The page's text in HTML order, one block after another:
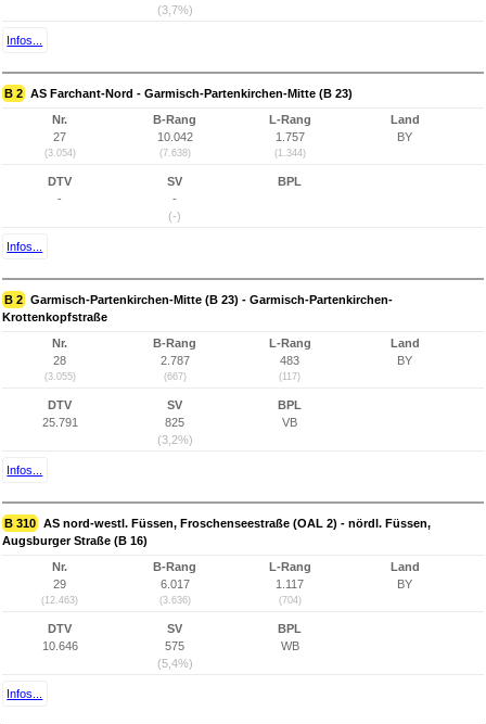
(3,7%)
Infos...
B 2 AS Farchant-Nord - Garmisch-Partenkirchen-Mitte (B 23)
Nr.
27
(3.054)
B-Rang
10.042
(7.638)
L-Rang
1.757
(1.344)
Land
BY
DTV
-
SV
-
(-)
BPL
Infos...
B 2 Garmisch-Partenkirchen-Mitte (B 23) - Garmisch-Partenkirchen-
Krottenkopfstraße
Nr.
28
(3.055)
B-Rang
2.787
(667)
L-Rang
483
(117)
Land
BY
DTV
25.791
SV
825
(3,2%)
BPL
VB
Infos...
B 310 AS nord-westl. Füssen, Froschenseestraße (OAL 2) - nördl. Füssen,
Augsburger Straße (B 16)
Nr.
29
(12.463)
B-Rang
6.017
(3.636)
L-Rang
1.117
(704)
Land
BY
DTV
10.646
SV
575
(5,4%)
BPL
WB
Infos...